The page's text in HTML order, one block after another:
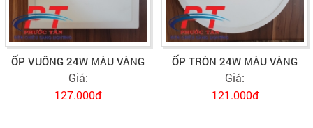
ỐP VUÔNG 24W MÀU VÀNG
Giá:
127.000đ
ỐP TRÒN 24W MÀU VÀNG
Giá:
121.000đ